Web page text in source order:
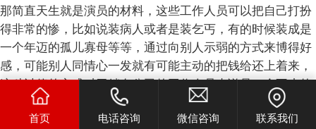
那简直天生就是演员的材料，这些工作人员可以把自己打扮
得非常的惨，比如说装病人或者是装乞丐，有的时候装成是
一个年迈的孤儿寡母等等，通过向别人示弱的方式来博得好
感，可能别人同情心一发就有可能主动的把钱给还上着来，
这种讨债的方式对于躺在公司的工作人员来说是一个不小的
考验，因为如果你不是一个在演艺方面有天赋的人的话，那
么你的示弱就很有可能被别人看穿，到时候债要不回来还遭
首页 电话咨询 微信咨询 联系我们